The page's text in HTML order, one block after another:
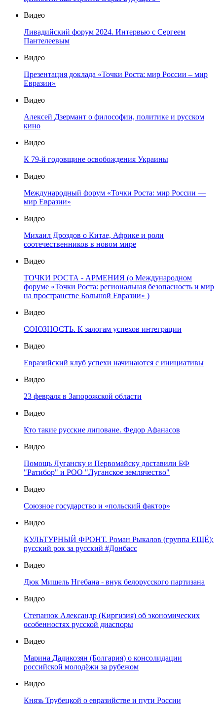
Видео
Ливадийский форум 2024. Интервью с Сергеем
Пантелеевым
Видео
Презентация доклада «Точки Роста: мир России – мир
Евразии»
Видео
Алексей Дзермант о философии, политике и русском
кино
Видео
К 79-й годовщине освобождения Украины
Видео
Международный форум «Точки Роста: мир России —
мир Евразии»
Видео
Михаил Дроздов о Китае, Африке и роли
соотечественников в новом мире
Видео
ТОЧКИ РОСТА - АРМЕНИЯ (о Международном
форуме «Точки Роста: региональная безопасность и мир
на пространстве Большой Евразии» )
Видео
СОЮЗНОСТЬ. К залогам успехов интеграции
Видео
Евразийский клуб успехи начинаются с инициативы
Видео
23 февраля в Запорожской области
Видео
Кто такие русские липоване. Федор Афанасов
Видео
Помощь Луганску и Первомайску доставили БФ
"Ратибор" и РОО "Луганское землячество"
Видео
Союзное государство и «польский фактор»
Видео
КУЛЬТУРНЫЙ ФРОНТ. Роман Рыкалов (группа ЕЩЁ):
русский рок за русский #Донбасс
Видео
Дюк Мишель Нгебана - внук белорусского партизана
Видео
Степанюк Александр (Киргизия) об экономических
особенностях русской диаспоры
Видео
Марина Дадикозян (Болгария) о консолидации
российской молодёжи за рубежом
Видео
Князь Трубецкой о евразийстве и пути России